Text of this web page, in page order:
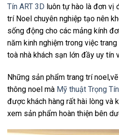
Tín ART 3D luôn tự hào là đơn vị
trí Noel chuyên nghiệp tạo nên
sống động cho các mảng kính
năm kinh nghiệm trong việc
toà nhà khách sạn lớn đầy uy tín
Những sản phẩm trang trí
thông noel mà Mỹ thuật Trọng
được khách hàng rất hài lòng và
xem sản phẩm hoàn thiện bên